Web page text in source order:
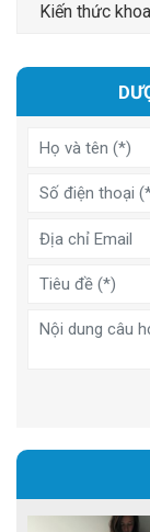
Kiến thức